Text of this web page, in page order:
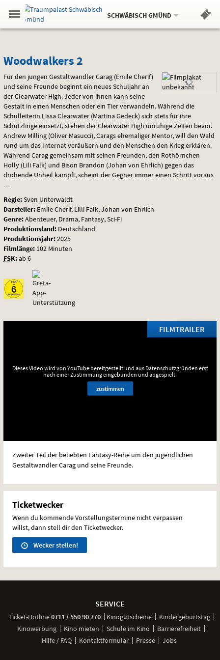
Springe
zum
,zum
.
Navigation
Menü
Gehe
zur
Standortauswahl
Standort:
SCHWÄBISCH GMÜND.
Weitere
Hinweis
Woodwalkers
2
Woodwalkers 2
Für den jungen Gestaltwandler Carag (Emile Cherif)
und seine Freunde beginnt ein neues Schuljahr an
der Clearwater High. Jeder von ihnen kann seine
Gestalt in einen Menschen oder ein Tier verwandeln. Während die
Schulleiterin Lissa Clearwater (Martina Gedeck) sich stets für ihre
Schützlinge einsetzt, stehen der Clearwater High unruhige Zeiten bevor.
Andrew Milling (Oliver Masucci), Carags ehemaliger Mentor, will den Wald
rund um das Internat veräußern und den Menschen den Krieg erklären.
Während Carag gemeinsam mit seinen Freunden, den Rothörnchen
Holly (Lili Falk) und Bison Brandon (Johan von Ehrlich) gegen das
drohende Unheil kämpft, scheint der Gegner immer einen Schritt voraus
Regie:Sven Unterwaldt
Darsteller: Emile Chérif, Lilli Falk, Johan von Ehrlich
Genre:Abenteuer, Drama, Fantasy, Sci-Fi
Produktionsland: Deutschland
Produktionsjahr:2025
Filmlänge: 102 Minuten
FSK:ab 6
FILMTRAILER
Dieses Video wird von YouTube bereitgestellt und aus Datenschutzgründen erst
nach einer Zustimmung eingebunden und abgespielt.
zustimmen
Zweiter Teil der beliebten Fantasy-Reihe um den jugendlichen
Gestaltwandler Carag und seine Freunde.
Ticketwecker
Wenn du kommende Vorstellungstermine nicht verpassen
willst, dann stell dir den Ticketwecker.
Wecker stellen!
SERVICE
Ticket-Hotline0711 / 550 90 770anrufen
Kinogutscheine
Kindergeburtstag
Kinowerbung
Kino mieten Schule im Kino
Barrierefreiheit
Hilfe / FAQ
Kontaktformular Presse Jobs